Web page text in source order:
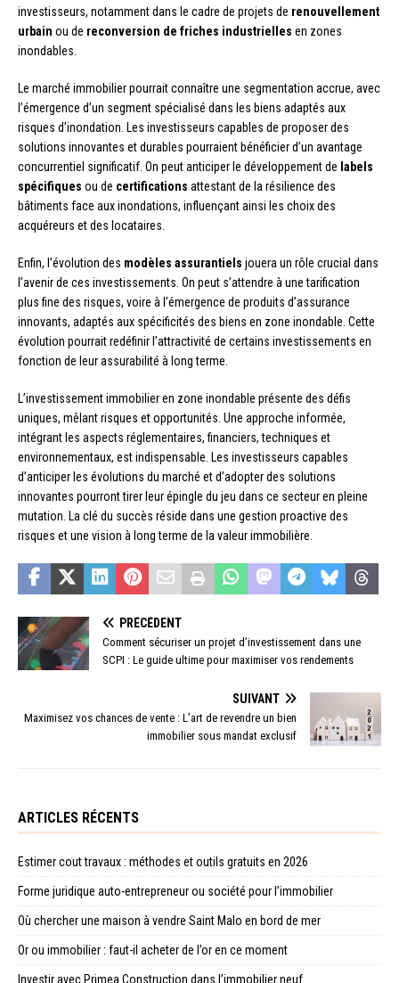
investisseurs, notamment dans le cadre de projets de renouvellement
urbain ou de reconversion de friches industrielles en zones
inondables.
Le marché immobilier pourrait connaître une segmentation accrue, avec
l’émergence d’un segment spécialisé dans les biens adaptés aux
risques d’inondation. Les investisseurs capables de proposer des
solutions innovantes et durables pourraient bénéficier d’un avantage
concurrentiel significatif. On peut anticiper le développement de labels
spécifiques ou de certifications attestant de la résilience des
bâtiments face aux inondations, influençant ainsi les choix des
acquéreurs et des locataires.
Enfin, l’évolution des modèles assurantiels jouera un rôle crucial dans
l’avenir de ces investissements. On peut s’attendre à une tarification
plus fine des risques, voire à l’émergence de produits d’assurance
innovants, adaptés aux spécificités des biens en zone inondable. Cette
évolution pourrait redéfinir l’attractivité de certains investissements en
fonction de leur assurabilité à long terme.
L’investissement immobilier en zone inondable présente des défis
uniques, mêlant risques et opportunités. Une approche informée,
intégrant les aspects réglementaires, financiers, techniques et
environnementaux, est indispensable. Les investisseurs capables
d’anticiper les évolutions du marché et d’adopter des solutions
innovantes pourront tirer leur épingle du jeu dans ce secteur en pleine
mutation. La clé du succès réside dans une gestion proactive des
risques et une vision à long terme de la valeur immobilière.
PRÉCÉDENT
Comment sécuriser un projet d’investissement dans une
SCPI : Le guide ultime pour maximiser vos rendements
SUIVANT
Maximisez vos chances de vente : L’art de revendre un bien
immobilier sous mandat exclusif
ARTICLES RÉCENTS
Estimer cout travaux : méthodes et outils gratuits en 2026
Forme juridique auto-entrepreneur ou société pour l’immobilier
Où chercher une maison à vendre Saint Malo en bord de mer
Or ou immobilier : faut-il acheter de l’or en ce moment
Investir avec Primea Construction dans l’immobilier neuf